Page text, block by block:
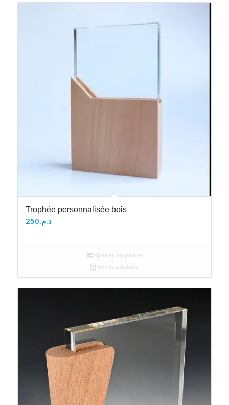
Trophée personnalisée bois
د.م.250
Ajouter au panier
Voir les détails